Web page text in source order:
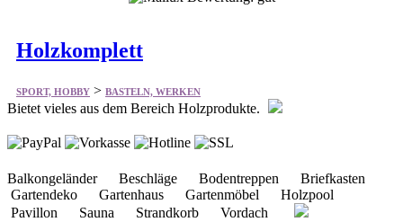
Holzkomplett
SPORT, HOBBY > BASTELN, WERKEN
Bietet vieles aus dem Bereich Holzprodukte.
Balkongeländer Beschläge Bodentreppen Briefkasten
Gartendeko Gartenhaus Gartenmöbel Holzpool
Pavillon Sauna Strandkorb Vordach